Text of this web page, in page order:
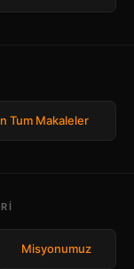
Tum Makaleler
Misyonumuz